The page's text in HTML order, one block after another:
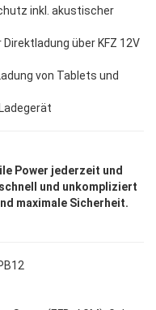
inkl. akustischer
über KFZ 12V
von Tablets und
Power jederzeit und
und unkompliziert
maximale Sicherheit.